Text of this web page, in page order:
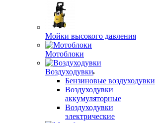
Мойки высокого давления
Мотоблоки
Воздуходувки
Бензиновые воздуходувки
Воздуходувки
аккумуляторные
Воздуходувки
электрические